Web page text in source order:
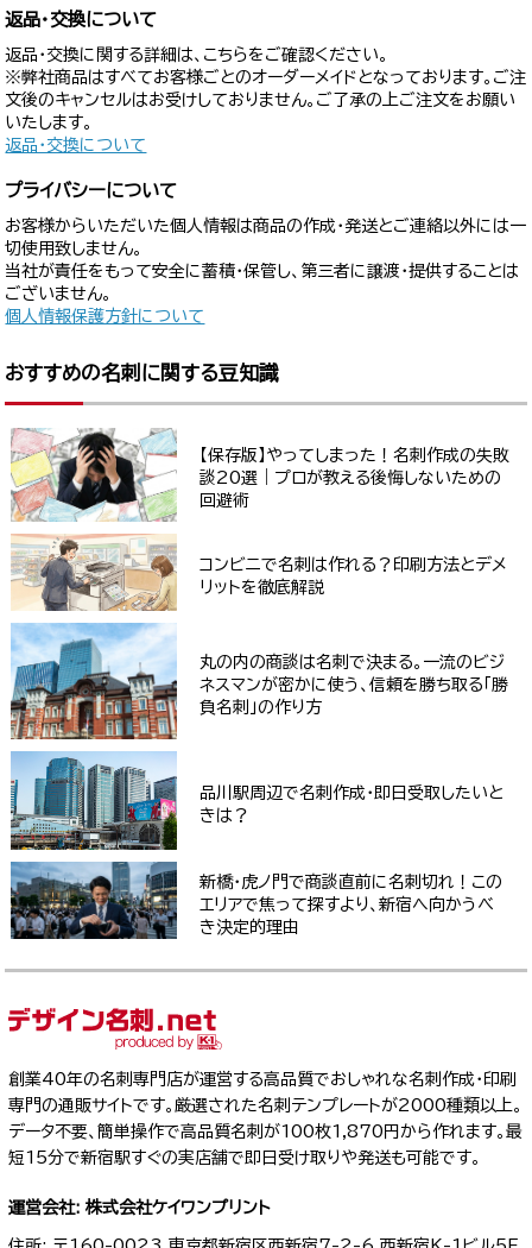
返品・交換について
返品・交換に関する詳細は、こちらをご確認ください。
※弊社商品はすべてお客様ごとのオーダーメイドとなっております。ご注
文後のキャンセルはお受けしておりません。ご了承の上ご注文をお願い
いたします。
返品・交換について
プライバシーについて
お客様からいただいた個人情報は商品の作成・発送とご連絡以外には一
切使用致しません。
当社が責任をもって安全に蓄積・保管し、第三者に譲渡・提供することは
ございません。
個人情報保護方針について
おすすめの名刺に関する豆知識
【保存版】やってしまった！名刺作成の失敗
談20選｜プロが教える後悔しないための
回避術
コンビニで名刺は作れる？印刷方法とデメ
リットを徹底解説
丸の内の商談は名刺で決まる。一流のビジ
ネスマンが密かに使う、信頼を勝ち取る「勝
負名刺」の作り方
品川駅周辺で名刺作成・即日受取したいと
きは？
新橋・虎ノ門で商談直前に名刺切れ！この
エリアで焦って探すより、新宿へ向かうべ
き決定的理由
創業40年の名刺専門店が運営する高品質でおしゃれな名刺作成・印刷
専門の通販サイトです。厳選された名刺テンプレートが2000種類以上。
データ不要、簡単操作で高品質名刺が100枚1,870円から作れます。最
短15分で新宿駅すぐの実店舗で即日受け取りや発送も可能です。
運営会社: 株式会社ケイワンプリント